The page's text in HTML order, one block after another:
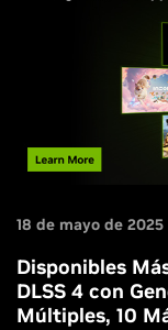
18 de mayo de 2025
Disponibles
DLSS 4 con
Múltiples, 10